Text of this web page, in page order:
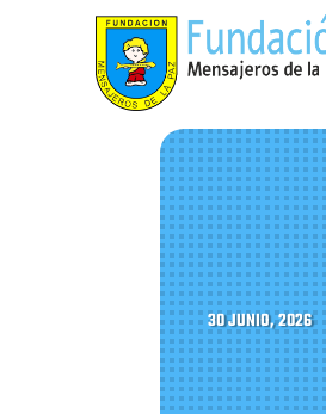
30 JUNIO, 2026